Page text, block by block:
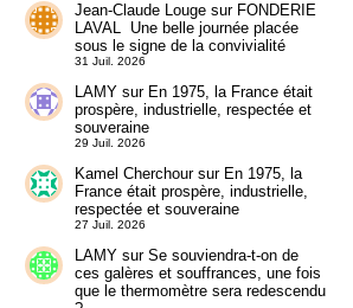
Jean-Claude Lougesur FONDERIE
LAVAL Une belle journée placée
sous le signe de la convivialité
31 Juil. 2026
LAMYsur En 1975, la France était
prospère, industrielle, respectée et
souveraine
29 Juil. 2026
Kamel Cherchoursur En 1975, la
France était prospère, industrielle,
respectée et souveraine
27 Juil. 2026
LAMYsur Se souviendra-t-on de
ces galères et souffrances, une fois
que le thermomètre sera redescendu